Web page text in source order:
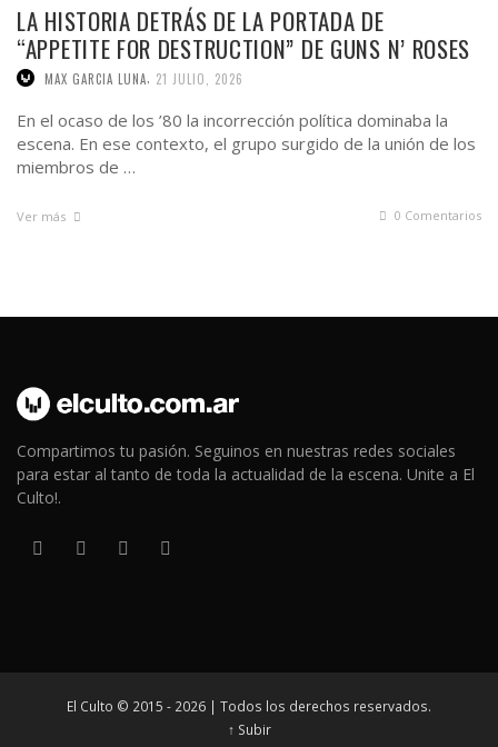
LA HISTORIA DETRÁS DE LA PORTADA DE
“APPETITE FOR DESTRUCTION” DE GUNS N’ ROSES
MAX GARCIA LUNA 21 JULIO, 2026
En el ocaso de los ’80 la incorrección política dominaba la
escena. En ese contexto, el grupo surgido de la unión de los
miembros de …
Ver más 0 Comentarios
Compartimos tu pasión. Seguinos en nuestras redes sociales
para estar al tanto de toda la actualidad de la escena. Unite a El
Culto!.
El Culto © 2015 - 2026 | Todos los derechos reservados.
↑ Subir